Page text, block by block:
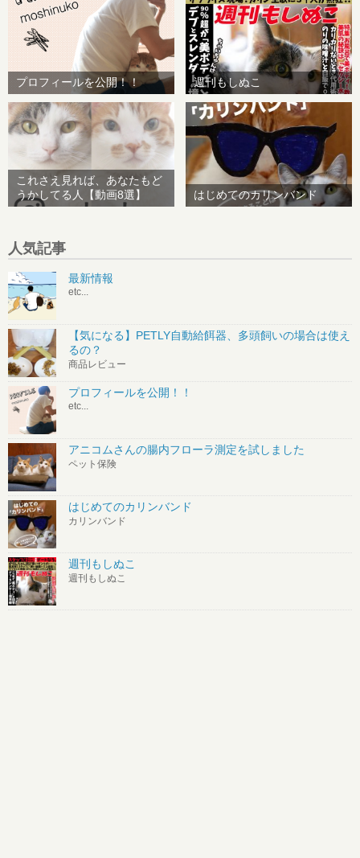
プロフィールを公開！！ 週刊もしぬこ
これさえ見れば、あなたもど
うかしてる人【動画8選】
はじめてのカリンバンド
人気記事
最新情報
etc...
【気になる】PETLY自動給餌器、多頭飼いの場合は使え
るの？
商品レビュー
プロフィールを公開！！
etc...
アニコムさんの腸内フローラ測定を試しました
ペット保険
はじめてのカリンバンド
カリンバンド
週刊もしぬこ
週刊もしぬこ